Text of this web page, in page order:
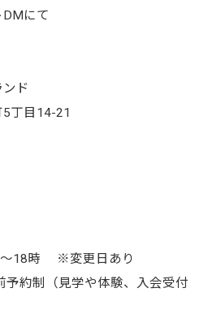
にて
ド
丁目14-21
〜18時 ※変更日あり
予約制（見学や体験、入会受付